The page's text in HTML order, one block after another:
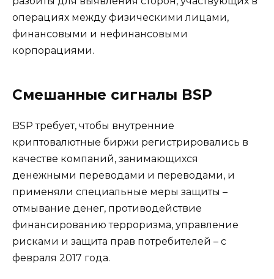
операциях между физическими лицами,
финансовыми и нефинансовыми
корпорациями.
Смешанные сигналы BSP
BSP требует, чтобы внутренние
криптовалютные биржи регистрировались в
качестве компаний, занимающихся
денежными переводами и переводами, и
применяли специальные меры защиты –
отмывание денег, противодействие
финансированию терроризма, управление
рисками и защита прав потребителей – с
февраля 2017 года.